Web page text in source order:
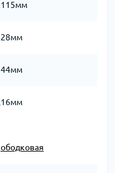
115мм
28мм
44мм
16мм
ободковая